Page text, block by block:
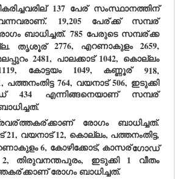
137 പേര് സംസ്ഥാനത്തിന്
19,205 പേര്ക്ക് സമ്പര്
ബാധിച്ചത്. 785 പേരുടെ സമ്പര്ക്ക
തൃശൂര് 2776, എറണാകുളം 2659,
2481, പാലക്കാട് 1042, കൊല്ലം
കോട്ടയം 1049, കണ്ണൂര് 918,
764, വയനാട് 506, ഇടുക്കി
434 എന്നിങ്ങനെയാണ് സമ്പര്
ത്തകര്ക്കാണ് രോഗം ബാധിച്ചത്.
21, വയനാട് 12, കൊല്ലം, പത്തനംതിട്ട,
6, കോഴിക്കോട്, കാസര്ഗോഡ്
2, തിരുവനന്തപുരം, ഇടുക്കി 1 വീതം
ക്കാണ് രോഗം ബാധിച്ചത്.